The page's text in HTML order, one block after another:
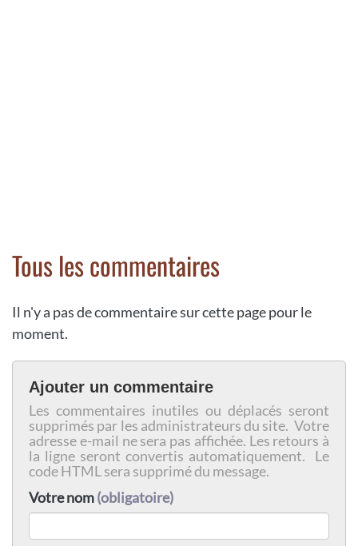
Tous les commentaires
Il n'y a pas de commentaire sur cette page pour le
moment.
Ajouter un commentaire
Les commentaires inutiles ou déplacés seront
supprimés par les administrateurs du site. Votre
adresse e-mail ne sera pas affichée. Les retours à
la ligne seront convertis automatiquement. Le
code HTML sera supprimé du message.
Votre nom(obligatoire)